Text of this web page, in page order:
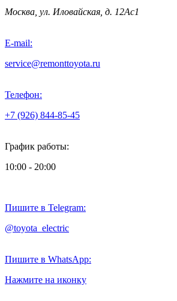
Москва, ул. Иловайская, д. 12Ас1
E-mail:
service@remonttoyota.ru
Телефон:
+7 (926) 844-85-45
График работы:
10:00 - 20:00
Пишите в Telegram:
@toyota_electric
Пишите в WhatsApp:
Нажмите на иконку